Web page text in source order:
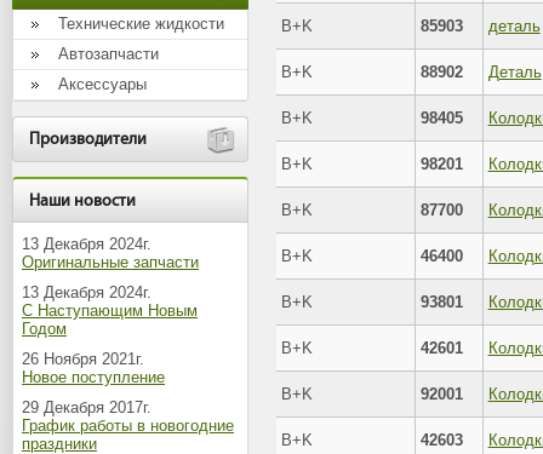
Технические жидкости
Автозапчасти
Аксессуары
Производители
Наши новости
13 Декабря 2024г.
Оригинальные запчасти
13 Декабря 2024г.
С Наступающим Новым
Годом
26 Ноября 2021г.
Новое поступление
29 Декабря 2017г.
График работы в новогодние
праздники
B+K 85903 деталь
B+K 88902 Деталь
B+K 98405
B+K 98201
B+K 87700
B+K 46400
B+K 93801
B+K 42601
B+K 92001
B+K 42603